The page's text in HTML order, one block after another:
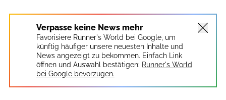
Verpasse keine News mehr
Favorisiere Runner's World bei Google, um
künftig häufiger unsere neuesten Inhalte und
News angezeigt zu bekommen. Einfach Link
öffnen und Auswahl bestätigen: Runner's World
bei Google bevorzugen.